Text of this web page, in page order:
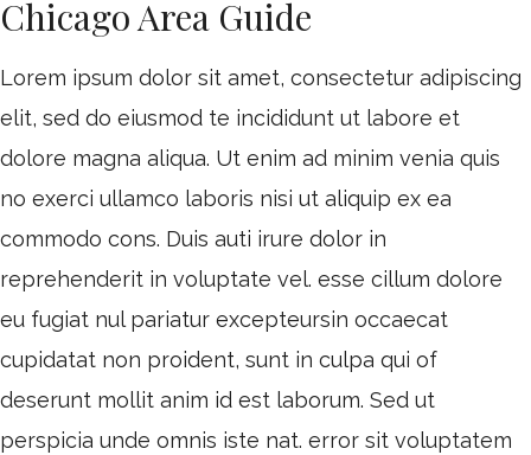
Chicago Area Guide
Lorem ipsum dolor sit amet, consectetur adipiscing
elit, sed do eiusmod te incididunt ut labore et
dolore magna aliqua. Ut enim ad minim venia quis
no exerci ullamco laboris nisi ut aliquip ex ea
commodo cons. Duis auti irure dolor in
reprehenderit in voluptate vel. esse cillum dolore
eu fugiat nul pariatur excepteursin occaecat
cupidatat non proident, sunt in culpa qui of
deserunt mollit anim id est laborum. Sed ut
perspicia unde omnis iste nat. error sit voluptatem